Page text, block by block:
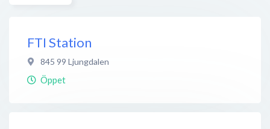
FTI Station
845 99 Ljungdalen
Öppet